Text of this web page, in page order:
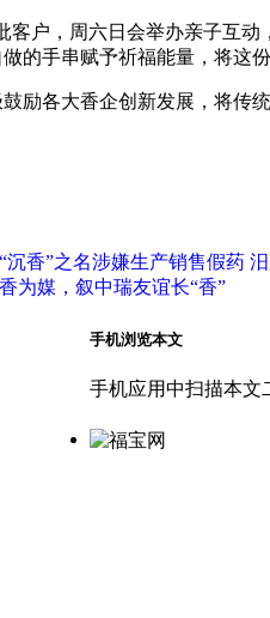
客户，周六日会举办亲子互
的手串赋予祈福能量，将这
励各大香企创新发展，将传
沉香”之名涉嫌生产销售假药
为媒，叙中瑞友谊长“香”
手机浏览本文
手机应用中扫描本文